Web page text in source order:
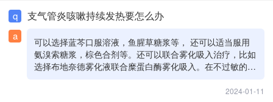
时去icu
q 支气管炎咳嗽持续发热要怎么办
a
可以选择蓝芩口服溶液，鱼腥草糖浆等， 还可以适当服用
氨溴索糖浆，棕色合剂等。还可以联合雾化吸入治疗，比如
选择布地奈德雾化液联合糜蛋白酶雾化吸入。在不过敏的情
吃辛辣刺激，过于冰冷，过于滚烫的食物，可以适当的吃一
2024-01-11